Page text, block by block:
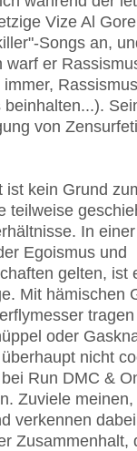
Vize Al
Songs an,
warf er
von
ist kein Grund
teilweise
In
Egoismus und
gelten, ist
Mit hämischen
oder
nicht
Run DMC &
Zuviele meinen,
verkennen
Zusammenhalt,